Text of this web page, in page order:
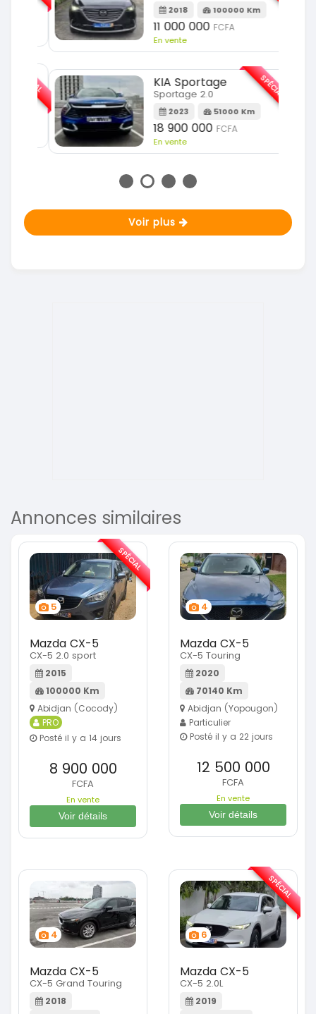
2018 100000 Km
11 000 000FCFA
En vente
KIA Sportage
Sportage 2.0
2023 51000 Km
18 900 000FCFA
En vente
SPÉCIAL
Voir plus
Annonces similaires
5
Mazda CX-5
CX-5 2.0 sport
2015
100000 Km
Abidjan (Cocody)
PRO
Posté il y a 14 jours
8 900 000
FCFA
En vente
Voir détails
SPÉCIAL
4
Mazda CX-5
CX-5 Touring
2020
70140 Km
Abidjan (Yopougon)
Particulier
Posté il y a 22 jours
12 500 000
FCFA
En vente
Voir détails
4
Mazda CX-5
CX-5 Grand Touring
2018
6
Mazda CX-5
CX-5 2.0L
2019
SPÉCIAL